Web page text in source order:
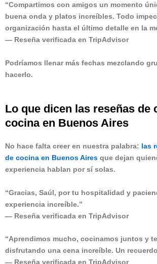
“Compartimos con amigos un momento
buena onda y platos increíbles. Todo
organización hasta el último detalle en la
— Reseña verificada en TripAdvisor
Podríamos llenar más fechas mezclando
hacerlo.
Lo que dicen las reseñas de
cocina en Buenos Aires
No hace falta creer en nuestra palabra: las
de cocina en Buenos Aires que dejan
experiencia hablan por sí solas.
“Gracias, Saúl, por tu hospitalidad y
experiencia increíble.”
— Reseña verificada en TripAdvisor
“Aprendimos mucho, cocinamos juntos y
disfrutando una cena increíble. Un
— Reseña verificada en TripAdvisor